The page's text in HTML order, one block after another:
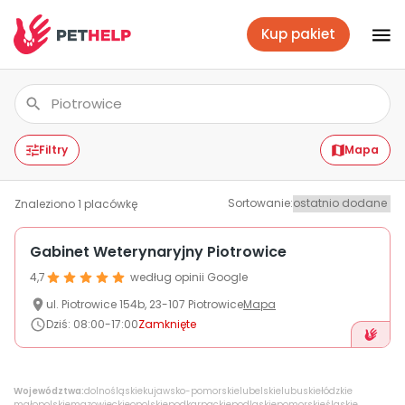
Pakiety weterynaryjne
Ubezpieczenie psa i kota
Benefit dla firm
Placówki
Zaloguj się
Kup pakiet
Filtry Mapa
Znaleziono1 placówkę Sortowanie:
Gabinet Weterynaryjny Piotrowice
4,7
według opinii Google
ul. Piotrowice154b, 23-107 PiotrowiceMapa
Dziś: 08:00-17:00Zamknięte
Województwa:dolnośląskiekujawsko-pomorskielubelskielubuskiełódzkie